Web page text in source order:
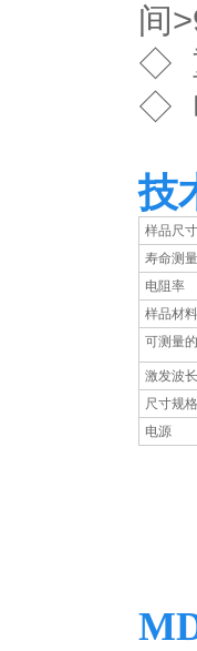
间
◇
◇
技
样品尺寸
寿命测
电阻率
样品材料
可测量
激发波长
尺寸规格
电源